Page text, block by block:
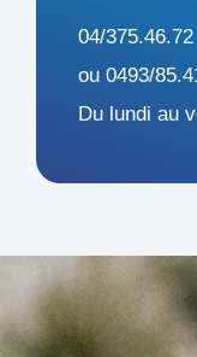
04/375.46.72
ou 0493/
Du lundi au